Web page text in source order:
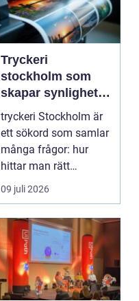
Tryckeri
stockholm som
skapar synlighet
och förtroende
tryckeri Stockholm är
ett sökord som samlar
många frågor: hur
hittar man rätt
leverantör, vad skilje...
09 juli 2026